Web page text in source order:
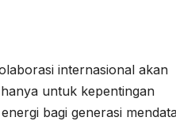
internasional akan
untuk kepentingan
bagi generasi